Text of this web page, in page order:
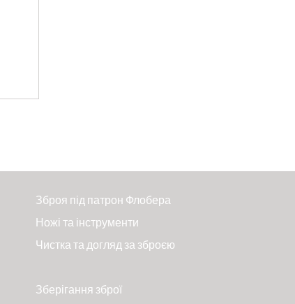
Зброя під патрон Флобера
Ножі та інструменти
Чистка та догляд за зброєю
Зберігання зброї